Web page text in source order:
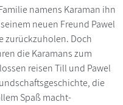
namens Karaman ihn
neuen Freund Pawel
zurückzuholen. Doch
die Karamans zum
reisen Till und Pawel
die
Spaß macht-